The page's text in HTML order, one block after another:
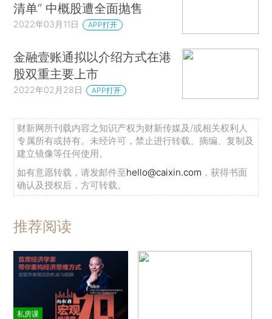
清单” 中概股遭全面抛售
2022年03月11日 APP打开
金融壹账通拟以介绍方式在港
股双重主要上市
2022年02月28日 APP打开
财新网所刊载内容之知识产权为财新传媒及/或相关权利人
专属所有或持有。未经许可，禁止进行转载、摘编、复制及
建立镜像等任何使用。
如有意愿转载，请发邮件至hello@caixin.com ，获得书面
确认及授权后，方可转载。
推荐阅读
私房课